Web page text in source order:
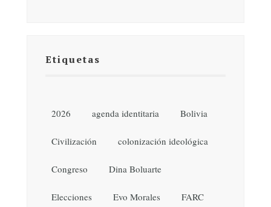
Etiquetas
2026 agenda identitaria Bolivia
Civilización colonización ideológica
Congreso Dina Boluarte
Elecciones Evo Morales FARC